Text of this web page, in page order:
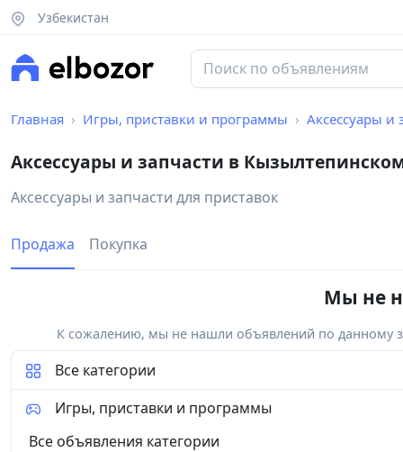
Узбекистан
Главная Игры, приставки и программы Аксессуары и
Аксессуары и запчасти в
Аксессуары и запчасти для приставок
Продажа Покупка
Мы не
К сожалению, мы не нашли объявлений по данному
Все категории
Игры, приставки и программы
Все объявления категории